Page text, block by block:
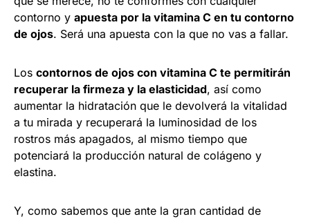
contorno y apuesta por la vitamina C en tu contorno
de ojos. Será una apuesta con la que no vas a fallar.
Los contornos de ojos con vitamina C te permitirán
recuperar la firmeza y la elasticidad, así como
aumentar la hidratación que le devolverá la vitalidad
a tu mirada y recuperará la luminosidad de los
rostros más apagados, al mismo tiempo que
potenciará la producción natural de colágeno y
elastina.
Y, como sabemos que ante la gran cantidad de